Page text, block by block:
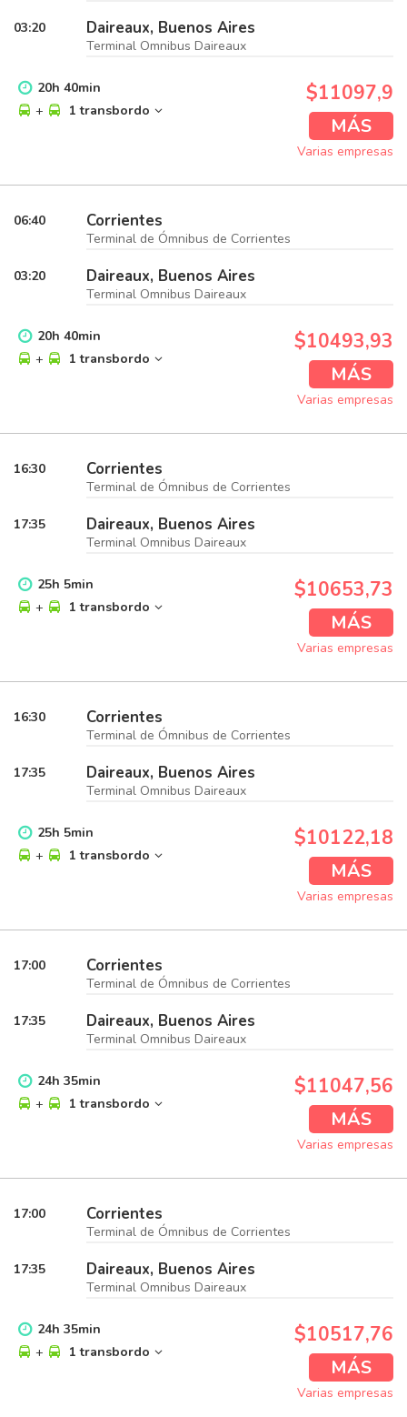
03:20 Daireaux, Buenos Aires
Terminal Omnibus Daireaux
20h 40min
+
1 transbordo
$11097,9
MÁS
Varias empresas
06:40 Corrientes
Terminal de Ómnibus de Corrientes
03:20 Daireaux, Buenos Aires
Terminal Omnibus Daireaux
20h 40min
+
1 transbordo
$10493,93
MÁS
Varias empresas
16:30 Corrientes
Terminal de Ómnibus de Corrientes
17:35 Daireaux, Buenos Aires
Terminal Omnibus Daireaux
25h 5min
+
1 transbordo
$10653,73
MÁS
Varias empresas
16:30 Corrientes
Terminal de Ómnibus de Corrientes
17:35 Daireaux, Buenos Aires
Terminal Omnibus Daireaux
25h 5min
+
1 transbordo
$10122,18
MÁS
Varias empresas
17:00 Corrientes
Terminal de Ómnibus de Corrientes
17:35 Daireaux, Buenos Aires
Terminal Omnibus Daireaux
24h 35min
+
1 transbordo
$11047,56
MÁS
Varias empresas
17:00 Corrientes
Terminal de Ómnibus de Corrientes
17:35 Daireaux, Buenos Aires
Terminal Omnibus Daireaux
24h 35min
+
1 transbordo
$10517,76
MÁS
Varias empresas